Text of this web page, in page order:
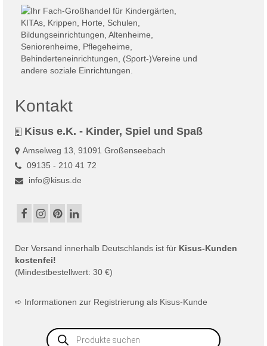
Kontakt
Kisus e.K. - Kinder, Spiel und Spaß
Amselweg 13, 91091 Großenseebach
09135 - 210 41 72
info@kisus.de
Der Versand innerhalb Deutschlands ist für Kisus-Kunden
kostenfei!
(Mindestbestellwert: 30 €)
➪ Informationen zur Registrierung als Kisus-Kunde
Products
search